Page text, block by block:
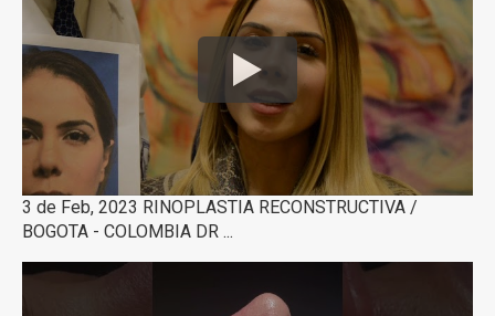
3 de Feb, 2023 RINOPLASTIA RECONSTRUCTIVA /
BOGOTA - COLOMBIA DR ...